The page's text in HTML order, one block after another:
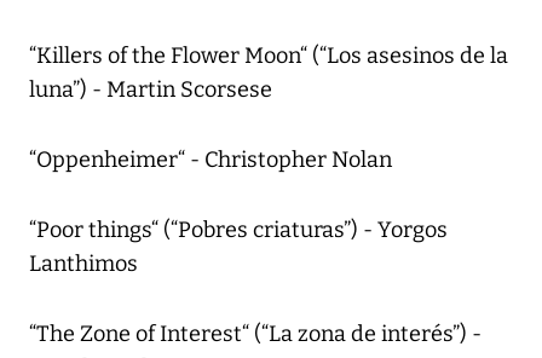
“Killers of the Flower Moon“ (“Los asesinos de la
luna”) - Martin Scorsese
“Oppenheimer“ - Christopher Nolan
“Poor things“ (“Pobres criaturas”) - Yorgos
Lanthimos
“The Zone of Interest“ (“La zona de interés”) -